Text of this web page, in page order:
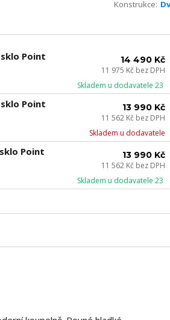
Konstrukce:
Point 14 490 Kč
11 975 Kč bez DPH
Skladem u dodavatele 23
Point 13 990 Kč
11 562 Kč bez DPH
Skladem u dodavatele
Point 13 990 Kč
11 562 Kč bez DPH
Skladem u dodavatele 23